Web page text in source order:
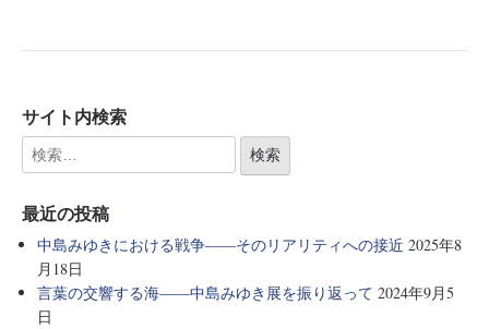
サイト内検索
最近の投稿
中島みゆきにおける戦争――そのリアリティへの接近 2025年8
月18日
言葉の交響する海――中島みゆき展を振り返って 2024年9月5
日